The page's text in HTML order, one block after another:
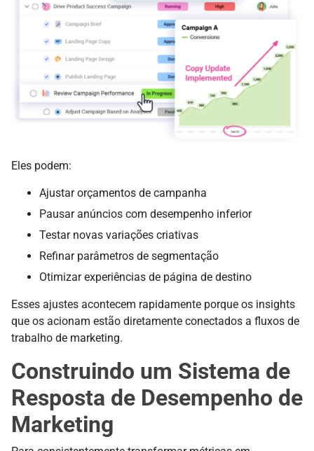
Eles podem:
Ajustar orçamentos de campanha
Pausar anúncios com desempenho inferior
Testar novas variações criativas
Refinar parâmetros de segmentação
Otimizar experiências de página de destino
Esses ajustes acontecem rapidamente porque os insights
que os acionam estão diretamente conectados a fluxos de
trabalho de marketing.
Construindo um Sistema de
Resposta de Desempenho de
Marketing